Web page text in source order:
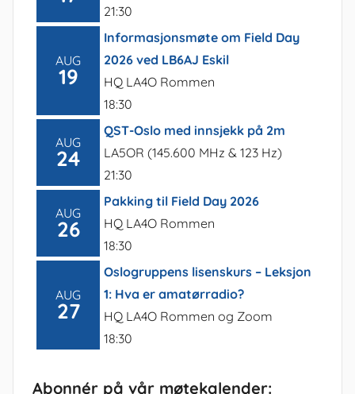
21:30
AUG
19
Informasjonsmøte om Field Day
2026 ved LB6AJ Eskil
HQ LA4O Rommen
18:30
AUG
24
QST-Oslo med innsjekk på 2m
LA5OR (145.600 MHz & 123 Hz)
21:30
AUG
26
Pakking til Field Day 2026
HQ LA4O Rommen
18:30
AUG
27
Oslogruppens lisenskurs – Leksjon
1: Hva er amatørradio?
HQ LA4O Rommen og Zoom
18:30
Abonnér på vår møtekalender: